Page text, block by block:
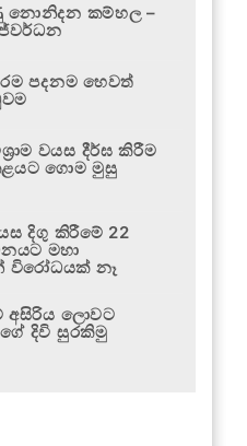
නොනිදන කම්හල –
පදනම හෙවත්
වයස දීර්ඝ කිරීම
ගොම මුසු
දිගු කිරීමේ 22
මහා
විරෝධයක් නෑ
අසිරිය ලොවට
දිවි සුරකිමු